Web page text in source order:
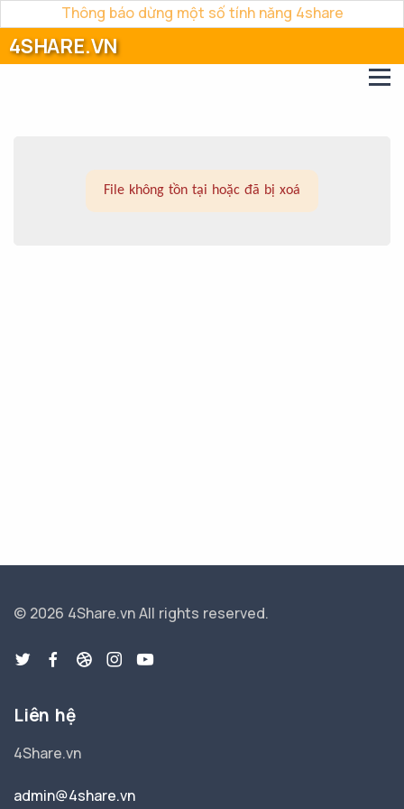
Thông báo dừng một số tính năng 4share
4SHARE.VN
File không tồn tại hoặc đã bị xoá
© 2026 4Share.vnAll rights reserved.
Liên hệ
4Share.vn
admin@4share.vn